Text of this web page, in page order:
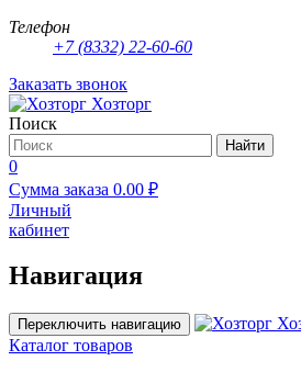
Телефон
+7 (8332) 22-60-60
Заказать звонок
Хозторг
Поиск
Найти
0
Сумма заказа 0.00 ₽
Личный
кабинет
Навигация
Переключить навигацию
Каталог товаров